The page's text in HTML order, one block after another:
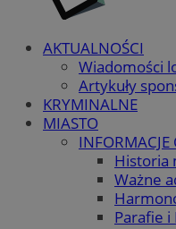
AKTUALNOŚCI
Wiadomości
Artykuły
KRYMINALNE
MIASTO
INFORMACJE
Historia
Ważne
Parafie i